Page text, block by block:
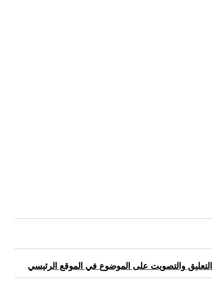
التعليق والتصويت على الموضوع في الموقع الرئيسي